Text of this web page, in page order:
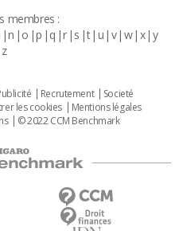
membres :
n o p q r s t u v w x y
z
Recrutement
Societé
les cookies
Mentions légales
© 2022 CCM Benchmark